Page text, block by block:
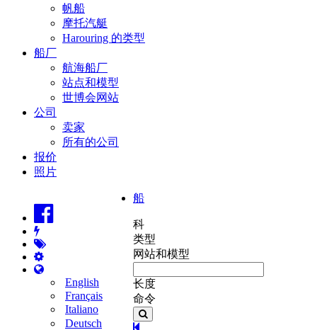
帆船
摩托汽艇
Harouring 的类型
船厂
航海船厂
站点和模型
世博会网站
公司
卖家
所有的公司
报价
照片
English
Français
Italiano
Deutsch
船
科
类型
网站和模型
长度
命令